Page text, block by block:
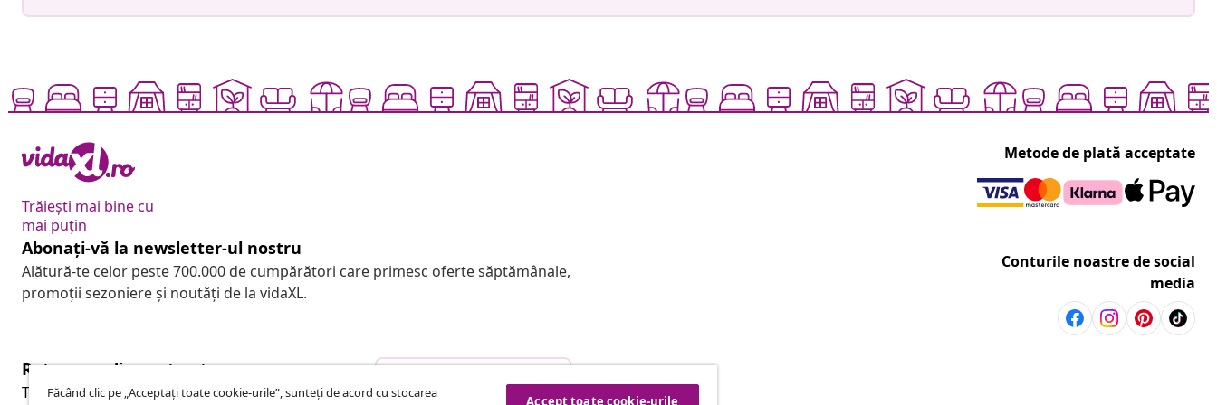
Trăiești mai bine cu
mai puțin
Metode de plată acceptate
Abonați-vă la newsletter-ul nostru
Alătură-te celor peste 700.000 de cumpărători care primesc oferte săptămânale,
promoții sezoniere și noutăți de la vidaXL.
Conturile noastre de social
media
Retragere din contract
Trimite o cerere de retragere pentru comanda ta.
Retragere din contract
Făcând clic pe „Acceptați toate cookie-urile”, sunteți de acord cu stocarea
Accept toate cookie-urile